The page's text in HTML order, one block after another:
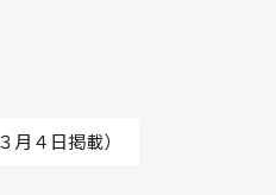
４日掲載）